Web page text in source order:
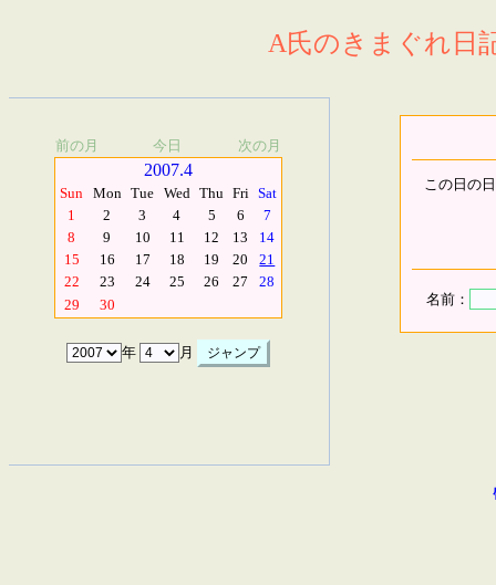
A氏のきまぐれ日
前の月 今日 次の月
2007.4
Sun Mon Tue Wed Thu Fri Sat
1
2 3 4 5 6
7
8
9 10 11 12 13
14
15
16 17 18 19 20
21
22
23 24 25 26 27
28
29
30
年 月
この日の
名前：